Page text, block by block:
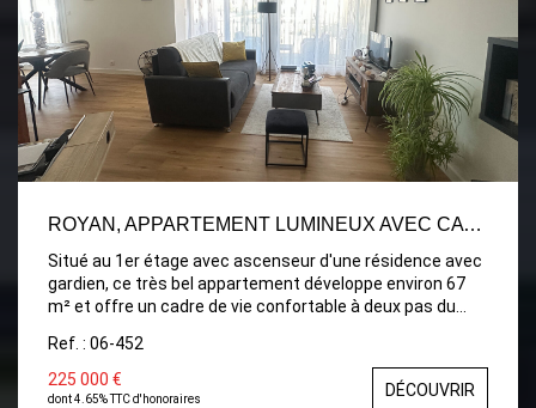
ROYAN, APPARTEMENT LUMINEUX AVEC CAVE ET PARKING
Situé au 1er étage avec ascenseur d'une résidence avec
gardien, ce très bel appartement développe environ 67
m² et offre un cadre de vie confortable à deux pas du
indépendante entièrement équipée ouvrant sur un
balcon, d'un vaste séjour / salle à manger de 30 m²
ouvrant sur une agréable loggia. L'espace nuit comprend
Ref. : 06-452
225 000 €
dont 4.65% TTC d'honoraires DÉCOUVRIR